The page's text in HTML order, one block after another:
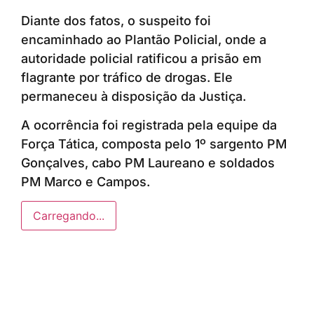
Diante dos fatos, o suspeito foi
encaminhado ao Plantão Policial, onde a
autoridade policial ratificou a prisão em
flagrante por tráfico de drogas. Ele
permaneceu à disposição da Justiça.
A ocorrência foi registrada pela equipe da
Força Tática, composta pelo 1º sargento PM
Gonçalves, cabo PM Laureano e soldados
PM Marco e Campos.
Carregando...